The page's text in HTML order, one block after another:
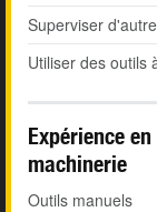
Superviser
Utiliser des outils
Expérience
machinerie
Outils manuels